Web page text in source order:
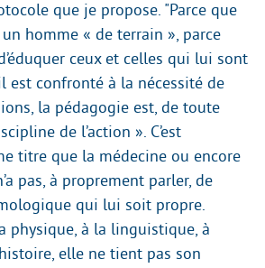
que je propose. "Parce que
homme « de terrain », parce
ceux et celles qui lui sont
est confronté à la nécessité de
la pédagogie est, de toute
de l’action ». C’est
titre que la médecine ou encore
pas, à proprement parler, de
qui lui soit propre.
physique, à la linguistique, à
elle ne tient pas son